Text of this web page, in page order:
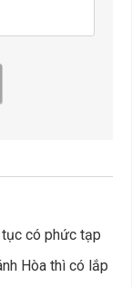
tục có phức tạp
Hòa thì có lắp